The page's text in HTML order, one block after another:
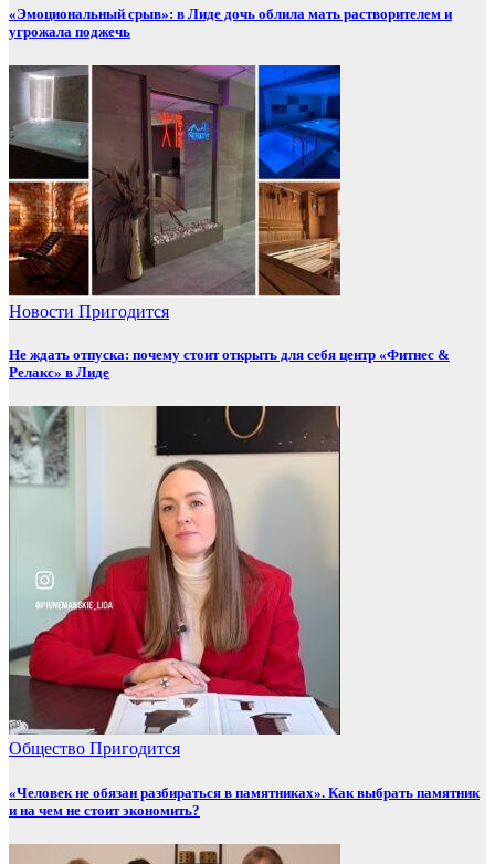
«Эмоциональный срыв»: в Лиде дочь облила мать растворителем и
угрожала поджечь
Новости Пригодится
Не ждать отпуска: почему стоит открыть для себя центр «Фитнес &
Релакс» в Лиде
Общество Пригодится
«Человек не обязан разбираться в памятниках». Как выбрать памятник
и на чем не стоит экономить?